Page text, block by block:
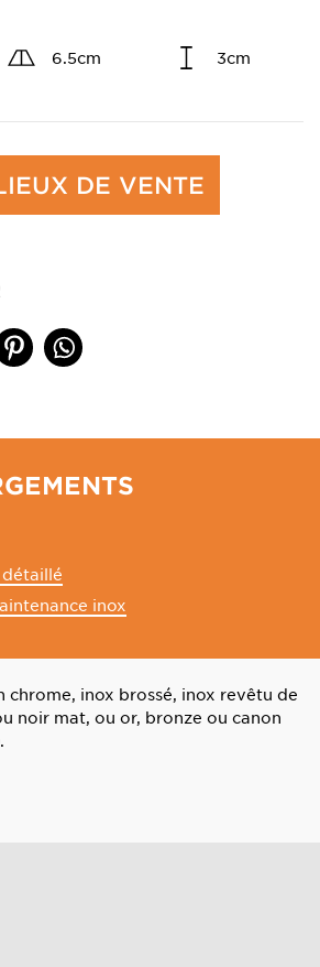
6.5cm 3cm
DE VENTE
détaillé
inox
chrome, inox brossé, inox revêtu de
noir mat, ou or, bronze ou canon